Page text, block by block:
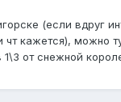
(если вдруг
чт кажется), можно
1\3 от снежной